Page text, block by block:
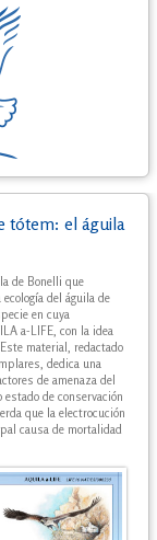
tótem: el águila
de Bonelli que
del águila de
en cuya
a-LIFE, con la idea
material, redactado
dedica una
de amenaza del
de conservación
que la electrocución
causa de mortalidad